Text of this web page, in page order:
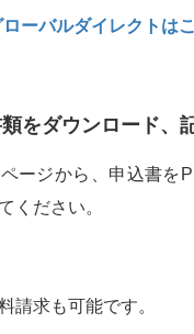
ーバルダイレクトは
をダウンロード、
ージから、申込書を
ください。
請求も可能です。